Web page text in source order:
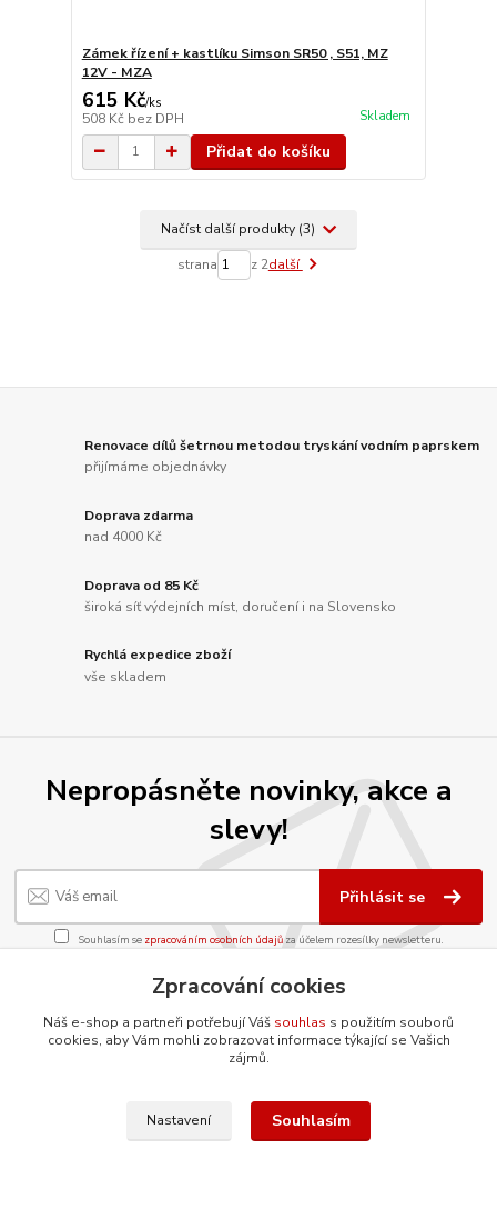
Zámek řízení + kastlíku Simson SR50 , S51, MZ
12V - MZA
615 Kč/ks
508 Kč bez DPH Skladem
Přidat do košíku
Načíst další produkty (3)
strana z 2další
Renovace dílů šetrnou metodou tryskání vodním paprskem
přijímáme objednávky
Doprava zdarma
nad 4000 Kč
Doprava od 85 Kč
široká síť výdejních míst, doručení i na Slovensko
Rychlá expedice zboží
vše skladem
Nepropásněte novinky, akce a
slevy!
Přihlásit se
Souhlasím se zpracováním osobních údajůza účelem rozesílky newsletteru.
Co ještě umíme?Renovujeme díly šetrnou metodou
Zpracování cookies
Náš e-shop a partneři potřebují Váš souhlas s použitím souborů
cookies, aby Vám mohli zobrazovat informace týkající se Vašich
zájmů.
Nastavení Souhlasím